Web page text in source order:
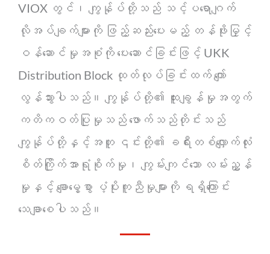
VIOX တွင်၊ ကျွန်ုပ်တို့သည် သင့်ပရောဂျက်
လိုအပ်ချက်များကို ဖြည့်ဆည်းပေးမည့် တန်ဖိုးမြှင့်
ဝန်ဆောင်မှုအစုံကို ပေးဆောင်ခြင်းဖြင့် UKK
Distribution Block ထုတ်လုပ်ခြင်းထက် ကျော်
လွန်သွားပါသည်။ ကျွန်ုပ်တို့၏ ထူးချွန်မှုအတွက်
ကတိကဝတ်ပြုမှုသည် ဖောက်သည်တိုင်းသည်
ကျွန်ုပ်တို့နှင့်အတူ ၎င်းတို့၏ ခရီးတစ်လျှောက်လုံး
စိတ်ကြိုက်အာရုံစိုက်မှု၊ ကျွမ်းကျင်သော လမ်းညွှန်
မှုနှင့် ချောမွေ့စွာ ပံ့ပိုးကူညီမှုများကို ရရှိကြောင်း
သေချာစေပါသည်။